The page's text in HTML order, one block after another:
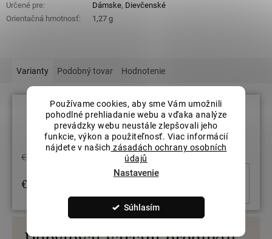
Používame cookies, aby sme Vám umožnili
pohodlné prehliadanie webu a vďaka analýze
prevádzky webu neustále zlepšovali jeho
funkcie, výkon a použiteľnosť. Viac informácií
nájdete v našich zásadách ochrany osobních
údajů
Nastavenie
Súhlasím
Určené pre: Dámske, Dievčenské
Orientačná hmotnosť: 1,27 g
Varianty Podobný tovar Hodnotenie
Veľkosť prsteňov: 54
€350,80
€298,18